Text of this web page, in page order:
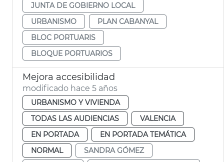
JUNTA DE GOBIERNO LOCAL
URBANISMO
PLAN CABANYAL
BLOC PORTUARIS
BLOQUE PORTUARIOS
Mejora accesibilidad
modificado hace 5 años
URBANISMO Y VIVIENDA
TODAS LAS AUDIENCIAS
VALENCIA
EN PORTADA
EN PORTADA TEMÁTICA
NORMAL
SANDRA GÓMEZ